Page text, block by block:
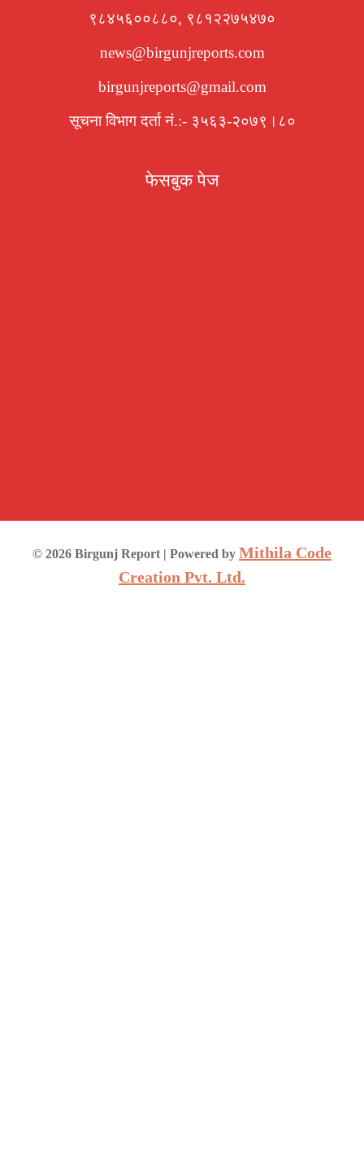
९८४५६००८८०, ९८१२२७५४७०
news@birgunjreports.com
birgunjreports@gmail.com
सूचना विभाग दर्ता नं.:- ३५६३-२०७९।८०
फेसबुक पेज
© 2026 Birgunj Report | Powered by Mithila Code
Creation Pvt. Ltd.